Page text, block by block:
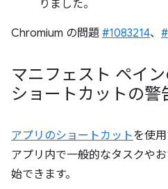
りました。
Chromium の問題 #1083214、
マニフェスト ペイ
ショートカットの警
アプリのショートカットを使
アプリ内で一般的なタスクや
始できます。